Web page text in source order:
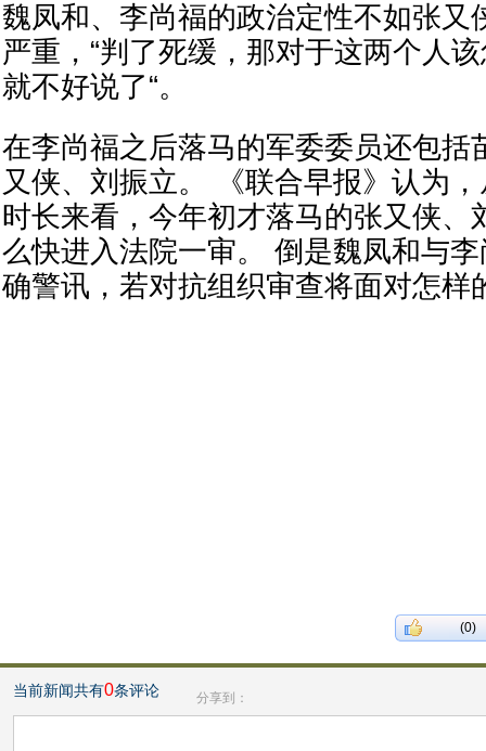
魏凤和、李尚福的政治定性不如张又
严重，“判了死缓，那对于这两个人
就不好说了“。
在李尚福之后落马的军委委员还包括
又侠、刘振立。 《联合早报》认为
时长来看，今年初才落马的张又侠、
么快进入法院一审。 倒是魏凤和与
确警讯，若对抗组织审查将面对怎样
(0)
当前新闻共有0条评论 分享到：